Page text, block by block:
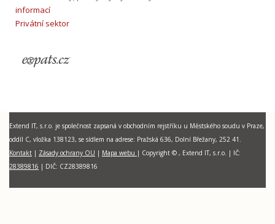
informací
Privátní sektor
Extend IT, s.r.o. je společnost zapsaná v obchodním rejstříku u Městského soudu v Praze,
oddíl C, vložka 138123, se sídlem na adrese: Pražská 636, Dolní Břežany, 252 41.
Kontakt | Zásady ochrany OU | Mapa webu | Copyright © , Extend IT, s.r.o. | IČ:
28389816 | DIČ: CZ28389816